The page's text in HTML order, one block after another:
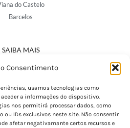
Consentimento
usamos tecnologias como
a informações do dispositivo.
nos permitirá processar dados, como
ou IDs exclusivos neste site. Não consentir
afetar negativamante certos recursos e
do Castelo
Barcelos
SAIBA MAIS
de Privacidade
e Condições
Frequentes
de Envio
Internacionais